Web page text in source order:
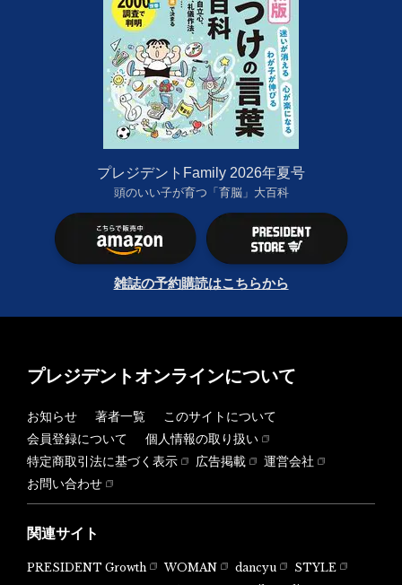
プレジデントFamily 2026年夏号
頭のいい子が育つ「育脳」大百科
雑誌の予約購読はこちらから
プレジデントオンラインについて
お知らせ 著者一覧
このサイトについて
会員登録について
個人情報の取り扱い
特定商取引法に基づく表示
広告掲載
運営会社
お問い合わせ
関連サイト
PRESIDENT Growth WOMAN dancyu
STYLE